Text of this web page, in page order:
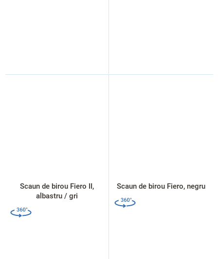
Scaun de birou Fiero II,
albastru / gri
Scaun de birou Fiero, negru